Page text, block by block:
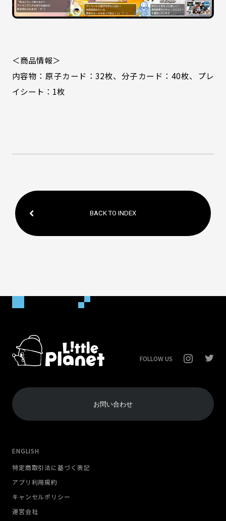
＜商品情報＞
内容物：原子カード：32枚、分子カード：40枚、プレ
イシート：1枚
BACK TO INDEX
FOLLOW US
お問い合わせ
ENGLISH
特定商取引法に基づく表記
アプリ利用規約
キャンセルポリシー
運営会社